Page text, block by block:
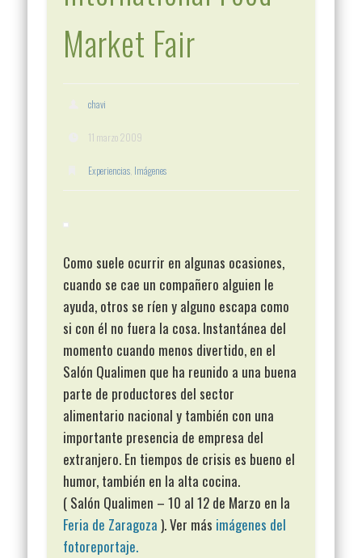
Market Fair
chavi
11 marzo 2009
Experiencias Imágenes
Como suele ocurrir en algunas ocasiones,
cuando se cae un compañero alguien le
ayuda, otros se ríen y alguno escapa como
si con él no fuera la cosa. Instantánea del
momento cuando menos divertido, en el
Salón Qualimen que ha reunido a una buena
parte de productores del sector
alimentario nacional y también con una
importante presencia de empresa del
extranjero. En tiempos de crisis es bueno el
humor, también en la alta cocina.
( Salón Qualimen – 10 al 12 de Marzo en la
Feria de Zaragoza ). Ver más imágenes del
fotoreportaje.